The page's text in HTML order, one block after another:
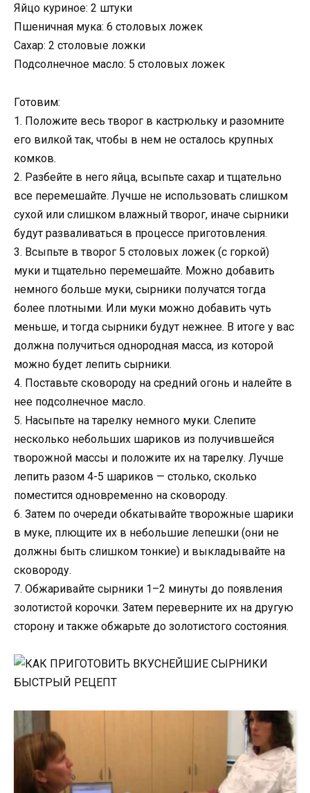
Яйцо куриное: 2 штуки
Пшеничная мука: 6 столовых ложек
Сахар: 2 столовые ложки
Подсолнечное масло: 5 столовых ложек
Готовим:
1. Положите весь творог в кастрюльку и разомните
его вилкой так, чтобы в нем не осталось крупных
комков.
2. Разбейте в него яйца, всыпьте сахар и тщательно
все перемешайте. Лучше не использовать слишком
сухой или слишком влажный творог, иначе сырники
будут разваливаться в процессе приготовления.
3. Всыпьте в творог 5 столовых ложек (с горкой)
муки и тщательно перемешайте. Можно добавить
немного больше муки, сырники получатся тогда
более плотными. Или муки можно добавить чуть
меньше, и тогда сырники будут нежнее. В итоге у вас
должна получиться однородная масса, из которой
можно будет лепить сырники.
4. Поставьте сковороду на средний огонь и налейте в
нее подсолнечное масло.
5. Насыпьте на тарелку немного муки. Слепите
несколько небольших шариков из получившейся
творожной массы и положите их на тарелку. Лучше
лепить разом 4-5 шариков — столько, сколько
поместится одновременно на сковороду.
6. Затем по очереди обкатывайте творожные шарики
в муке, плющите их в небольшие лепешки (они не
должны быть слишком тонкие) и выкладывайте на
сковороду.
7. Обжаривайте сырники 1–2 минуты до появления
золотистой корочки. Затем переверните их на другую
сторону и также обжарьте до золотистого состояния.